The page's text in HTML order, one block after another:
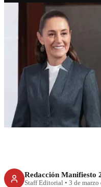
Serenidad
Sheinbaum
Redacción Manifiesto
Staff Editorial • 3 de marzo